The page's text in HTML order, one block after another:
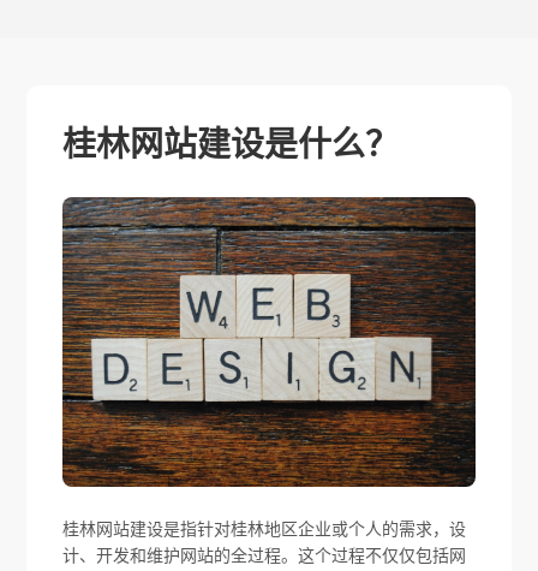
桂林网站建设是什么？
桂林网站建设是指针对桂林地区企业或个人的需求，设
计、开发和维护网站的全过程。这个过程不仅仅包括网